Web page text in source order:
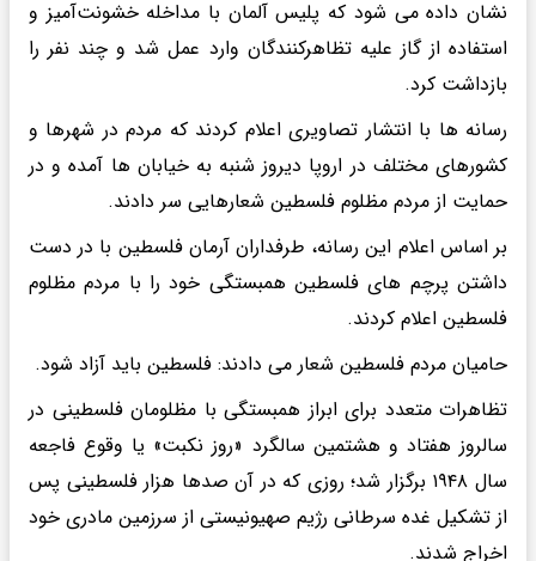
نشان داده می شود که پلیس آلمان با مداخله خشونت‌آمیز و
استفاده از گاز علیه تظاهرکنندگان وارد عمل شد و چند نفر را
بازداشت کرد.
رسانه ها با انتشار تصاویری اعلام کردند که مردم در شهرها و
کشورهای مختلف در اروپا دیروز شنبه به خیابان ها آمده و در
حمایت از مردم مظلوم فلسطین شعارهایی سر دادند.
بر اساس اعلام این رسانه، طرفداران آرمان فلسطین با در دست
داشتن پرچم های فلسطین همبستگی خود را با مردم مظلوم
فلسطین اعلام کردند.
حامیان مردم فلسطین شعار می دادند: فلسطین باید آزاد شود.
تظاهرات متعدد برای ابراز همبستگی با مظلومان فلسطینی در
سالروز هفتاد و هشتمین سالگرد «روز نکبت» یا وقوع فاجعه
سال ۱۹۴۸ برگزار شد؛ روزی که در آن صدها هزار فلسطینی پس
از تشکیل غده سرطانی رژیم صهیونیستی از سرزمین مادری خود
اخراج شدند.